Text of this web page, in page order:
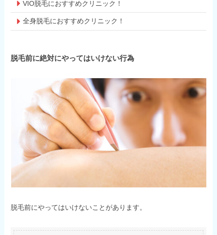
VIO脱毛におすすめクリニック！
全身脱毛におすすめクリニック！
脱毛前に絶対にやってはいけない行為
脱毛前にやってはいけないことがあります。